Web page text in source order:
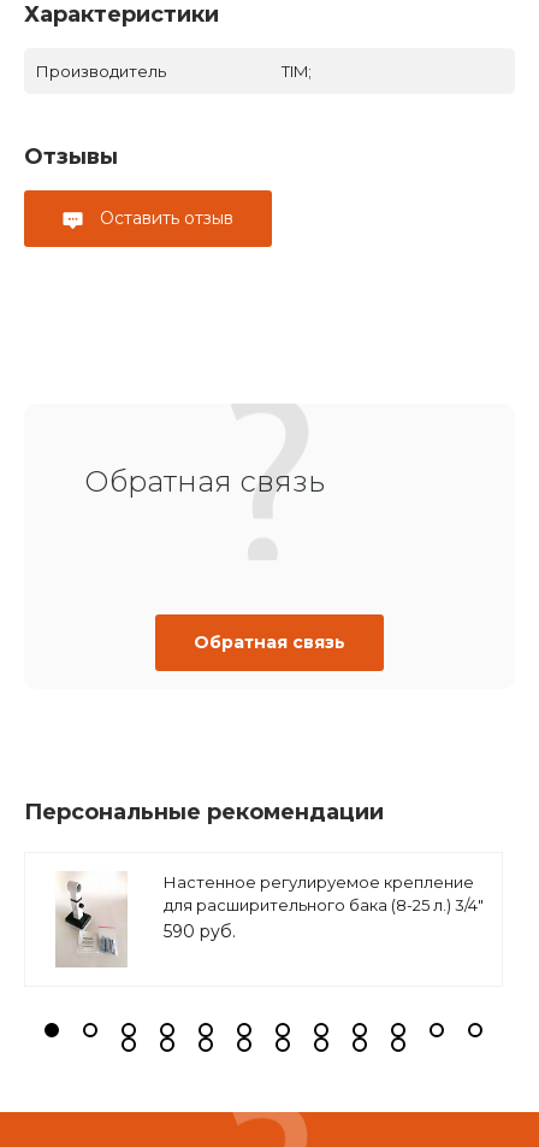
Характеристики
Производитель TIM;
Отзывы
Оставить отзыв
Обратная связь
Обратная связь
Персональные рекомендации
Настенное регулируемое крепление
для расширительного бака (8-25 л.) 3/4"
белое, ASKON
590 руб.